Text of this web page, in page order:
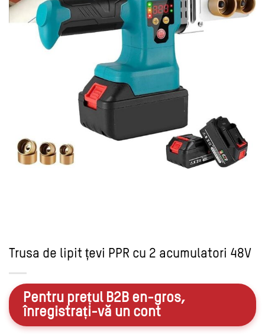
Trusa de lipit țevi PPR cu 2 acumulatori 48V
Pentru prețul B2B en-gros,
înregistrați-vă un cont